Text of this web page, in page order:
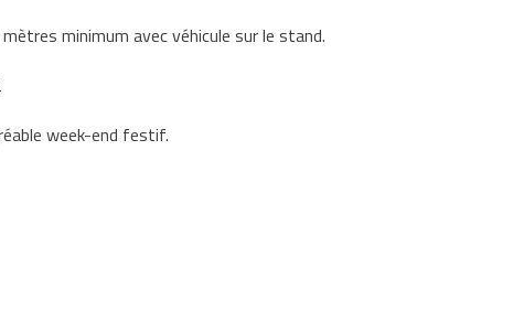
minimum avec véhicule sur le stand.
week-end festif.